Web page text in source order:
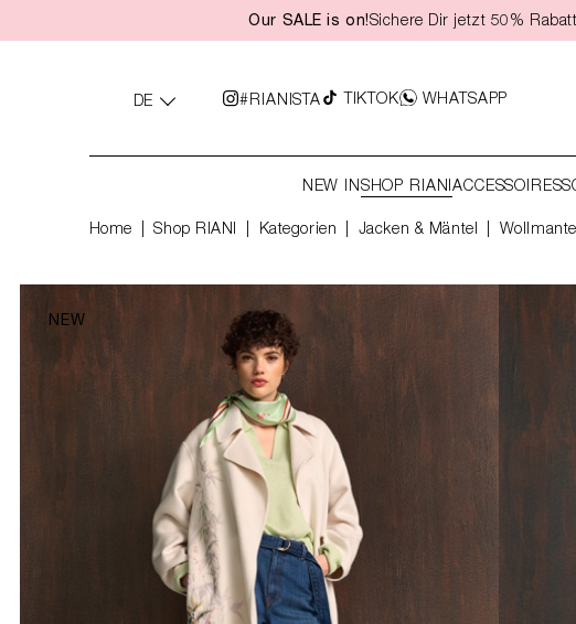
Zur Hauptnavigation springen
Our SALE is on!Sichere Dir jetzt 50%
DE #RIANISTA TIKTOK WHATSAPP
NEW INSHOP RIANIACCESSOIRES
Home Shop RIANI Kategorien Jacken & Mäntel
NEW